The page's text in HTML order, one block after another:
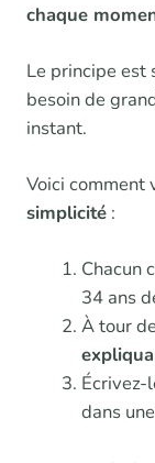
chaque
Le principe est
besoin de
instant.
Voici comment
simplicité :
Chacun
34 ans
À tour
Écrivez-
dans